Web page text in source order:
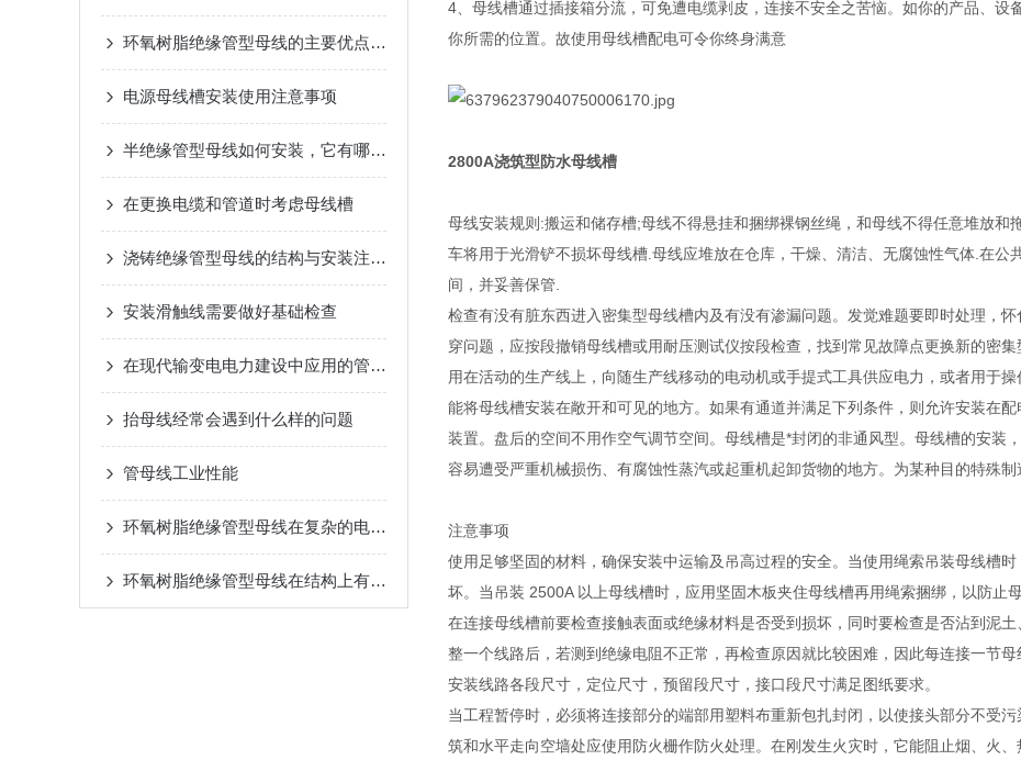
环氧树脂绝缘管型母线的主要优点是绝缘性能
电源母线槽安装使用注意事项
半绝缘管型母线如何安装，它有哪些优势
在更换电缆和管道时考虑母线槽
浇铸绝缘管型母线的结构与安装注意事项说明
安装滑触线需要做好基础检查
在现代输变电电力建设中应用的管型母线分为哪几种？
抬母线经常会遇到什么样的问题
管母线工业性能
环氧树脂绝缘管型母线在复杂的电网环境中优势突出
环氧树脂绝缘管型母线在结构上有以下特别之处
4、母线槽通过插接箱分流，可免遭电缆剥皮，连接不安全之苦恼。如你的产品、设
你所需的位置。故使用母线槽配电可令你终身满意
2800A浇筑型防水母线槽
母线安装规则:搬运和储存槽;母线不得悬挂和捆绑裸钢丝绳，和母线不得任意堆放和
车将用于光滑铲不损坏母线槽.母线应堆放在仓库，干燥、清洁、无腐蚀性气体.在公
间，并妥善保管.
检查有没有脏东西进入密集型母线槽内及有没有渗漏问题。发觉难题要即时处理，
穿问题，应按段撤销母线槽或用耐压测试仪按段检查，找到常见故障点更换新的密集
用在活动的生产线上，向随生产线移动的电动机或手提式工具供应电力，或者用于
能将母线槽安装在敞开和可见的地方。如果有通道并满足下列条件，则允许安装在
装置。盘后的空间不用作空气调节空间。母线槽是*封闭的非通风型。母线槽的安装
容易遭受严重机械损伤、有腐蚀性蒸汽或起重机起卸货物的地方。为某种目的特殊制
注意事项
使用足够坚固的材料，确保安装中运输及吊高过程的安全。当使用绳索吊装母线槽
坏。当吊装 2500A 以上母线槽时，应用坚固木板夹住母线槽再用绳索捆绑，以防止母
在连接母线槽前要检查接触表面或绝缘材料是否受到损坏，同时要检查是否沾到泥
整一个线路后，若测到绝缘电阻不正常，再检查原因就比较困难，因此每连接一节
安装线路各段尺寸，定位尺寸，预留段尺寸，接口段尺寸满足图纸要求。
当工程暂停时，必须将连接部分的端部用塑料布重新包扎封闭，以使接头部分不受
筑和水平走向空墙处应使用防火栅作防火处理。在刚发生火灾时，它能阻止烟、火